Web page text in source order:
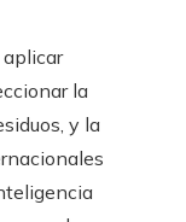
la
y la